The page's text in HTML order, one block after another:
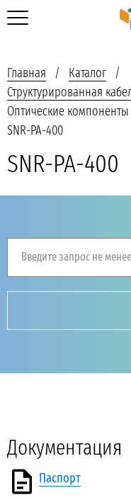
Главная
Каталог
Структурированная
Оптические компоненты
SNR-PA-400
SNR-PA-400
Введите запрос не
Документация
Паспорт